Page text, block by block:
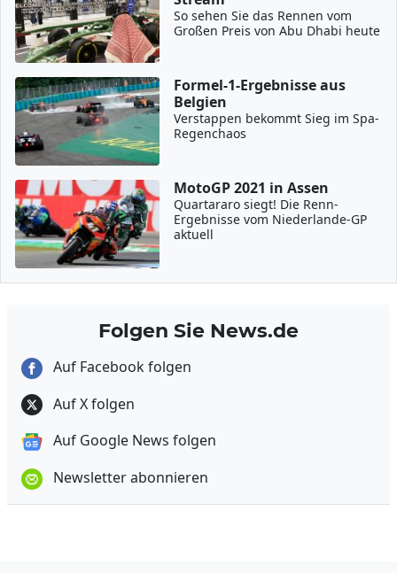
So sehen Sie das Rennen vom
Großen Preis von Abu Dhabi heute
Formel-1-Ergebnisse aus
Belgien
Verstappen bekommt Sieg im Spa-
Regenchaos
MotoGP 2021 in Assen
Quartararo siegt! Die Renn-
Ergebnisse vom Niederlande-GP
aktuell
Folgen Sie News.de
Auf Facebook folgen
Auf X folgen
Auf Google News folgen
Newsletter abonnieren